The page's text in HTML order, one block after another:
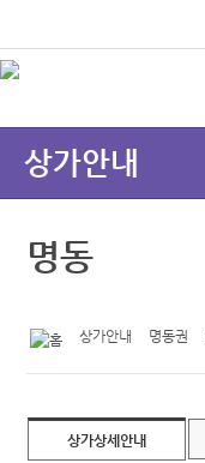
상가안내
명동
상가안내 명동권
상가상세안내